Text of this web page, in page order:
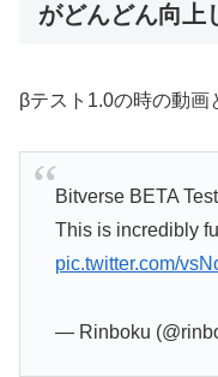
がどんどん向上
βテスト1.0の時の動画
Bitverse BETA
This is incredibly
pic.twitter.com/
— Rinboku